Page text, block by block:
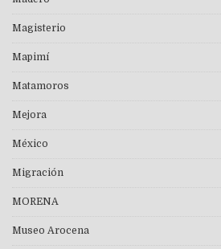
Magisterio
Mapimí
Matamoros
Mejora
México
Migración
MORENA
Museo Arocena